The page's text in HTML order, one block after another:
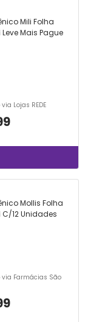
Mili Folha
Mais Pague
Lojas REDE
Mollis Folha
C/12 Unidades
via Farmácias São